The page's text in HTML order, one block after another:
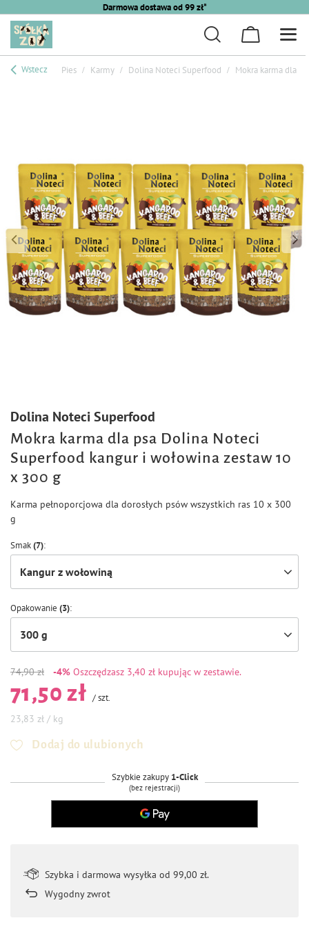
Darmowa dostawa od 99 zł*
Wstecz Pies Karmy Dolina Noteci Superfood Mokra karma dla
Dolina Noteci Superfood
Mokra karma dla psa Dolina Noteci
Superfood kangur i wołowina zestaw 10
x 300 g
Karma pełnoporcjowa dla dorosłych psów wszystkich ras 10 x 300
g
Smak(7)
Kangur z wołowiną
Opakowanie (3)
300 g
74,90 zł -4% Oszczędzasz 3,40 zł kupując w zestawie.
71,50 zł /szt.
23,83 zł / kg
Dodaj do ulubionych
Szybkie zakupy 1-Click
(bez rejestracji)
Szybka i darmowa wysyłka od 99,00 zł.
Wygodny zwrot